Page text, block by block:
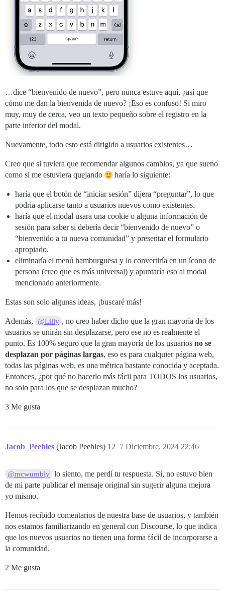
…dice “bienvenido de nuevo”, pero nunca estuve aquí, ¿así que
cómo me dan la bienvenida de nuevo? ¡Eso es confuso! Si miro
muy, muy de cerca, veo un texto pequeño sobre el registro en la
parte inferior del modal.
Nuevamente, todo esto está dirigido a usuarios existentes…
Creo que si tuviera que recomendar algunos cambios, ya que sueno
como si me estuviera quejando
haría lo siguiente:
haría que el botón de “iniciar sesión” dijera “preguntar”, lo que
podría aplicarse tanto a usuarios nuevos como existentes.
haría que el modal usara una cookie o alguna información de
sesión para saber si debería decir “bienvenido de nuevo” o
“bienvenido a tu nueva comunidad” y presentar el formulario
apropiado.
eliminaría el menú hamburguesa y lo convertiría en un ícono de
persona (creo que es más universal) y apuntaría eso al modal
mencionado anteriormente.
Estas son solo algunas ideas, ¡buscaré más!
Además, @Lilly , no creo haber dicho que la gran mayoría de los
usuarios se unirán sin desplazarse, pero ese no es realmente el
punto. Es 100% seguro que la gran mayoría de los usuarios no se
desplazan por páginas largas, eso es para cualquier página web,
todas las páginas web, es una métrica bastante conocida y aceptada.
Entonces, ¿por qué no hacerlo más fácil para TODOS los usuarios,
no solo para los que se desplazan mucho?
3 Me gusta
Jacob_Peebles (Jacob Peebles) 7 Diciembre, 2024 22:46
12
@mcwumbly lo siento, me perdí tu respuesta. Sí, no estuvo bien
de mi parte publicar el mensaje original sin sugerir alguna mejora
yo mismo.
Hemos recibido comentarios de nuestra base de usuarios, y también
nos estamos familiarizando en general con Discourse, lo que indica
que los nuevos usuarios no tienen una forma fácil de incorporarse a
la comunidad.
2 Me gusta